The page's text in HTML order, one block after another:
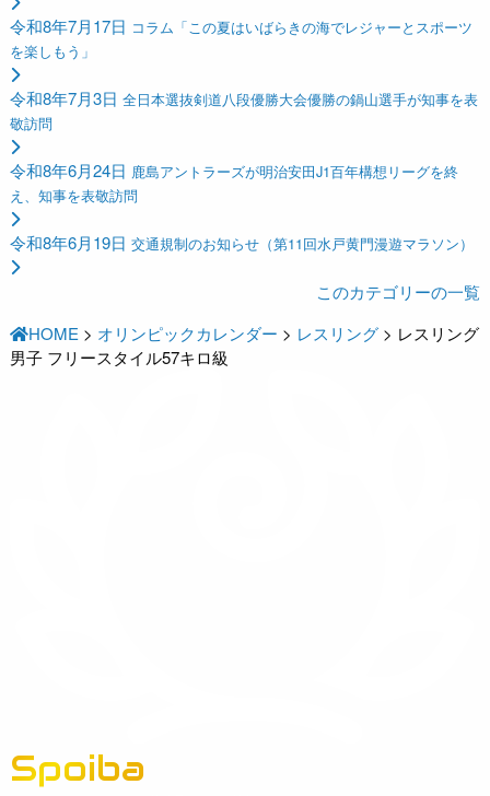
令和8年7月17日 コラム「この夏はいばらきの海でレジャーとスポーツ
を楽しもう」
令和8年7月3日 全日本選抜剣道八段優勝大会優勝の鍋山選手が知事を表
敬訪問
令和8年6月24日 鹿島アントラーズが明治安田J1百年構想リーグを終
え、知事を表敬訪問
令和8年6月19日 交通規制のお知らせ（第11回水戸黄門漫遊マラソン）
このカテゴリーの一覧
HOME > オリンピックカレンダー > レスリング > レスリング
男子 フリースタイル57キロ級
Spoiba